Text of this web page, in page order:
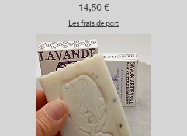
Prix
14,50 €
Les frais de port